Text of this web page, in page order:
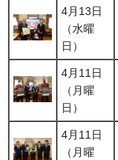
4月13日
（水曜
日）
4月11日
（月曜
日）
4月11日
（月曜